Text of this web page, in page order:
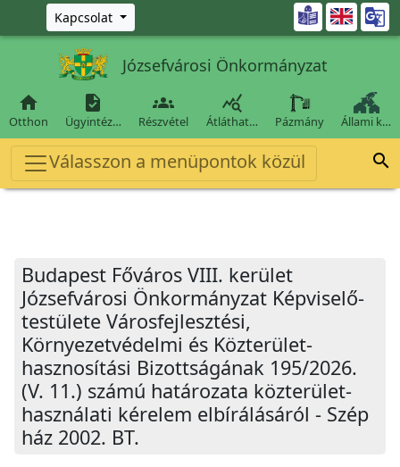
Ugrás a fő tartalomra
Kapcsolat 
Józsefvárosi Önkormányzat

Otthon

Ügyintéz…

Részvétel

Átláthat… Pázmány Állami k…
Válasszon a menüpontok közül 
Budapest Főváros VIII. kerület
Józsefvárosi Önkormányzat Képviselő-
testülete Városfejlesztési,
Környezetvédelmi és Közterület-
hasznosítási Bizottságának 195/2026.
(V. 11.) számú határozata közterület-
használati kérelem elbírálásáról - Szép
ház 2002. BT.